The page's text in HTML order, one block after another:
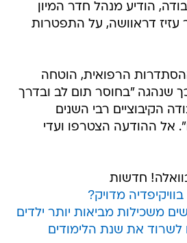
הודיע מנהל חדר המיון
עזיז דראוושה, על התפטרות
הרפואית, הוטחה
שנהגה "בחוסר תום לב ובדרך
הקיבוציים רבי השנים
אל ההודעה הצטרפו ועדי
חדשות
מדויק?
משכילות מביאות יותר ילדים
לשרוד את שנת הלימודים